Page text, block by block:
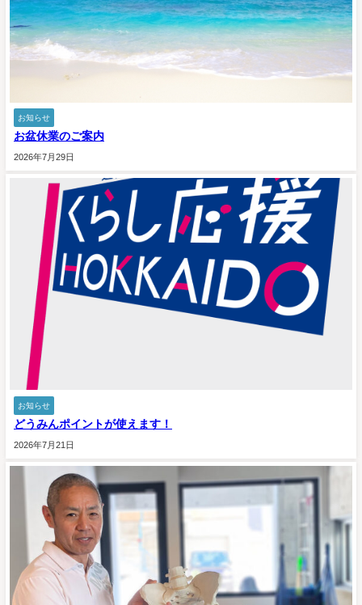
お知らせ
お盆休業のご案内
2026年7月29日
お知らせ
どうみんポイントが使えます！
2026年7月21日